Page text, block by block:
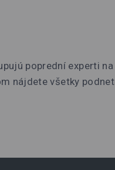
poprední experti
nájdete všetky